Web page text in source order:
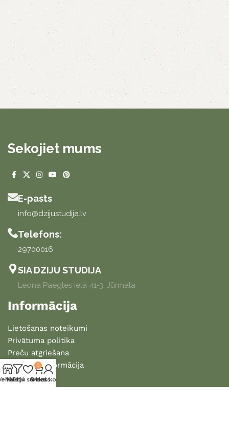
Sekojiet mums
E-pasts
info@dzijustudija.lv
Telefons:
29700016
SIA DZIJU STUDIJA
Leona Paegles iela 41-3, Jūrmala
Informācija
Lietošanas noteikumi
Privātuma politika
Preču atgriešana
Piegādes informācija
Filtri
Vēlmju saraksts
0
Grozs
Mans konts